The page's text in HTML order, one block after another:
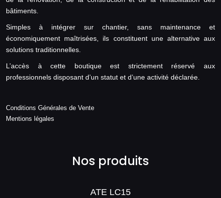
bâtiments.
Simples à intégrer sur chantier, sans maintenance et
économiquement maîtrisées, ils constituent une alternative aux
solutions traditionnelles.
L’accès à cette boutique est strictement réservé aux
professionnels disposant d’un statut et d’une activité déclarée.
Conditions Générales de Vente
Mentions légales
Nos produits
ATE LC15